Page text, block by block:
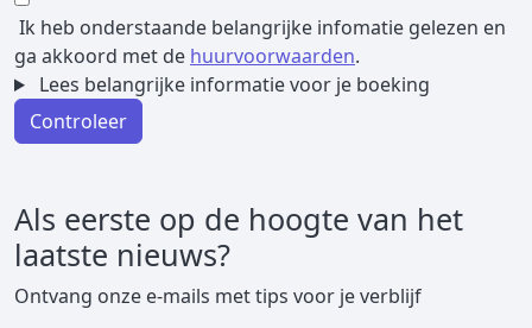
Ik heb onderstaande belangrijke infomatie gelezen en
ga akkoord met de huurvoorwaarden.
Lees belangrijke informatie voor je boeking
Controleer
Als eerste op de hoogte van het
laatste nieuws?
Ontvang onze e-mails met tips voor je verblijf